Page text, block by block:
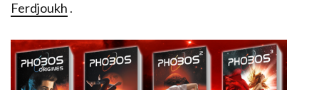
Ferdjoukh .